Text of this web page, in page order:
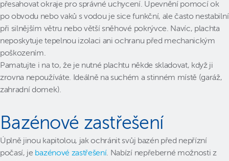
přesahovat okraje pro správné uchycení. Upevnění pomocí ok
po obvodu nebo vaků s vodou je sice funkční, ale často nestabilní
při silnějším větru nebo větší sněhové pokrývce. Navíc, plachta
neposkytuje tepelnou izolaci ani ochranu před mechanickým
poškozením.
Pamatujte i na to, že je nutné plachtu někde skladovat, když ji
zrovna nepoužíváte. Ideálně na suchém a stinném místě (garáž,
zahradní domek).
Bazénové zastřešení
Úplně jinou kapitolou, jak ochránit svůj bazén před nepřízní
počasí, je bazénové zastřešení. Nabízí nepřeberné možnosti z